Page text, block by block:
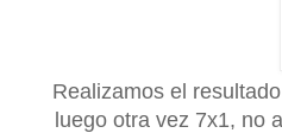
Realizamos el
luego otra vez 7x1, no